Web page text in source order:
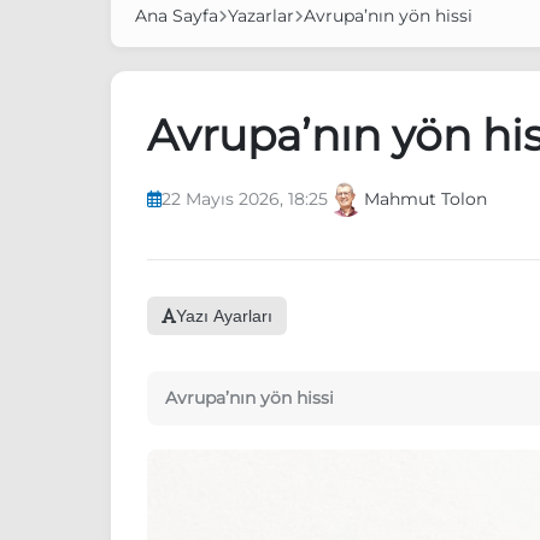
Ana Sayfa Yazarlar Avrupa’nın yön hissi
Avrupa’nın yön
22 Mayıs 2026, 18:25 Mahmut Tolon
Yazı Ayarları
Avrupa’nın yön hissi